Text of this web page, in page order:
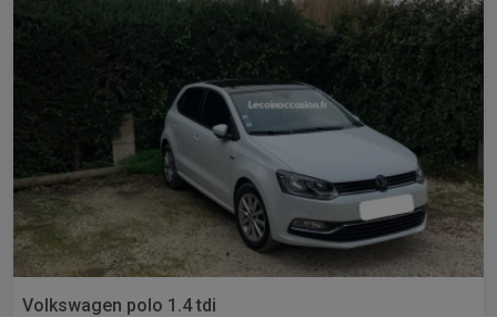
Volkswagen polo 1.4 tdi